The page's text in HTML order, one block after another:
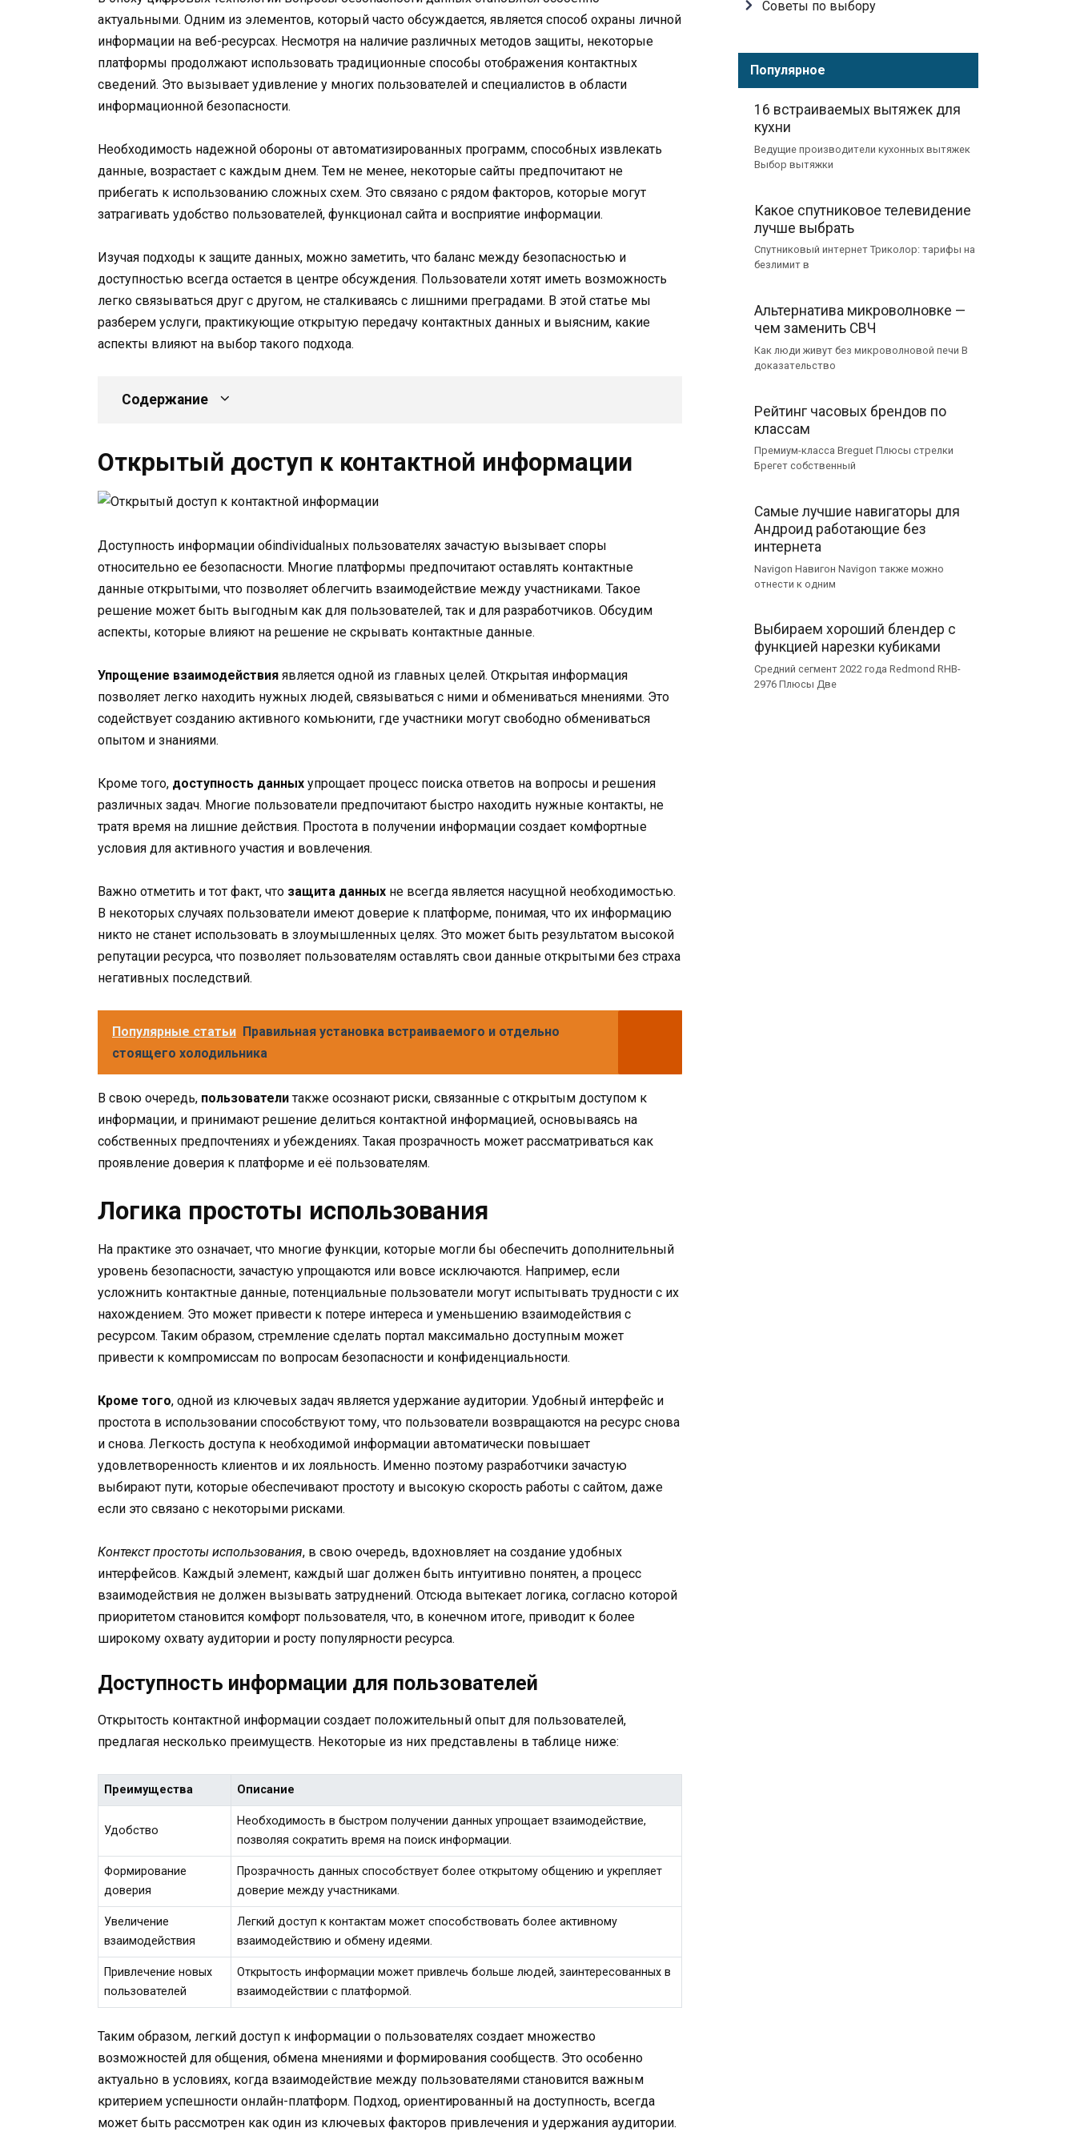
актуальными. Одним из элементов, который часто обсуждается, является способ охраны личной
информации на веб-ресурсах. Несмотря на наличие различных методов защиты, некоторые
платформы продолжают использовать традиционные способы отображения контактных
сведений. Это вызывает удивление у многих пользователей и специалистов в области
информационной безопасности.
Необходимость надежной обороны от автоматизированных программ, способных извлекать
данные, возрастает с каждым днем. Тем не менее, некоторые сайты предпочитают не
прибегать к использованию сложных схем. Это связано с рядом факторов, которые могут
затрагивать удобство пользователей, функционал сайта и восприятие информации.
Изучая подходы к защите данных, можно заметить, что баланс между безопасностью и
доступностью всегда остается в центре обсуждения. Пользователи хотят иметь возможность
легко связываться друг с другом, не сталкиваясь с лишними преградами. В этой статье мы
разберем услуги, практикующие открытую передачу контактных данных и выясним, какие
аспекты влияют на выбор такого подхода.
Содержание
Открытый доступ к контактной информации
Доступность информации обindividualных пользователях зачастую вызывает споры
относительно ее безопасности. Многие платформы предпочитают оставлять контактные
данные открытыми, что позволяет облегчить взаимодействие между участниками. Такое
решение может быть выгодным как для пользователей, так и для разработчиков. Обсудим
аспекты, которые влияют на решение не скрывать контактные данные.
Упрощение взаимодействия является одной из главных целей. Открытая информация
позволяет легко находить нужных людей, связываться с ними и обмениваться мнениями. Это
содействует созданию активного комьюнити, где участники могут свободно обмениваться
опытом и знаниями.
Кроме того, доступность данных упрощает процесс поиска ответов на вопросы и решения
различных задач. Многие пользователи предпочитают быстро находить нужные контакты, не
тратя время на лишние действия. Простота в получении информации создает комфортные
условия для активного участия и вовлечения.
Важно отметить и тот факт, что защита данных не всегда является насущной необходимостью.
В некоторых случаях пользователи имеют доверие к платформе, понимая, что их информацию
никто не станет использовать в злоумышленных целях. Это может быть результатом высокой
репутации ресурса, что позволяет пользователям оставлять свои данные открытыми без страха
негативных последствий.
Популярные статьи Правильная установка встраиваемого и отдельно
стоящего холодильника
В свою очередь, пользователи также осознают риски, связанные с открытым доступом к
информации, и принимают решение делиться контактной информацией, основываясь на
собственных предпочтениях и убеждениях. Такая прозрачность может рассматриваться как
проявление доверия к платформе и её пользователям.
Логика простоты использования
На практике это означает, что многие функции, которые могли бы обеспечить дополнительный
уровень безопасности, зачастую упрощаются или вовсе исключаются. Например, если
усложнить контактные данные, потенциальные пользователи могут испытывать трудности с их
нахождением. Это может привести к потере интереса и уменьшению взаимодействия с
ресурсом. Таким образом, стремление сделать портал максимально доступным может
привести к компромиссам по вопросам безопасности и конфиденциальности.
Кроме того, одной из ключевых задач является удержание аудитории. Удобный интерфейс и
простота в использовании способствуют тому, что пользователи возвращаются на ресурс снова
и снова. Легкость доступа к необходимой информации автоматически повышает
удовлетворенность клиентов и их лояльность. Именно поэтому разработчики зачастую
выбирают пути, которые обеспечивают простоту и высокую скорость работы с сайтом, даже
если это связано с некоторыми рисками.
Контекст простоты использования, в свою очередь, вдохновляет на создание удобных
интерфейсов. Каждый элемент, каждый шаг должен быть интуитивно понятен, а процесс
взаимодействия не должен вызывать затруднений. Отсюда вытекает логика, согласно которой
приоритетом становится комфорт пользователя, что, в конечном итоге, приводит к более
широкому охвату аудитории и росту популярности ресурса.
Доступность информации для пользователей
Открытость контактной информации создает положительный опыт для пользователей,
предлагая несколько преимуществ. Некоторые из них представлены в таблице ниже:
Преимущества Описание
Удобство
Необходимость в быстром получении данных упрощает взаимодействие,
позволяя сократить время на поиск информации.
Формирование
доверия
Прозрачность данных способствует более открытому общению и укрепляет
доверие между участниками.
Увеличение
взаимодействия
Легкий доступ к контактам может способствовать более активному
взаимодействию и обмену идеями.
Привлечение новых
пользователей
Открытость информации может привлечь больше людей, заинтересованных в
взаимодействии с платформой.
Таким образом, легкий доступ к информации о пользователях создает множество
возможностей для общения, обмена мнениями и формирования сообществ. Это особенно
актуально в условиях, когда взаимодействие между пользователями становится важным
критерием успешности онлайн-платформ. Подход, ориентированный на доступность, всегда
может быть рассмотрен как один из ключевых факторов привлечения и удержания аудитории.
Советы по выбору
Популярное
16 встраиваемых вытяжек для
кухни
Ведущие производители кухонных вытяжек
Выбор вытяжки
Какое спутниковое телевидение
лучше выбрать
Спутниковый интернет Триколор: тарифы на
безлимит в
Альтернатива микроволновке —
чем заменить СВЧ
Как люди живут без микроволновой печи В
доказательство
Рейтинг часовых брендов по
классам
Премиум-класса Breguet Плюсы стрелки
Брегет собственный
Самые лучшие навигаторы для
Андроид работающие без
интернета
Navigon Навигон Navigon также можно
отнести к одним
Выбираем хороший блендер с
функцией нарезки кубиками
Средний сегмент 2022 года Redmond RHB-
2976 Плюсы Две